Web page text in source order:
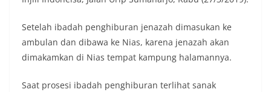
Setelah ibadah penghiburan jenazah dimasukan ke
ambulan dan dibawa ke Nias, karena jenazah akan
dimakamkan di Nias tempat kampung halamannya.
Saat prosesi ibadah penghiburan terlihat sanak